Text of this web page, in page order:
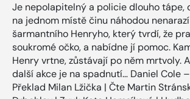
Je nepolapitelný a policie dlouho tápe,
na jednom místě činu náhodou
šarmantního Henryho, který tvrdí, že
soukromé očko, a nabídne jí pomoc.
Henry vrtne, zůstávají po něm mrtvoly.
další akce je na spadnutí… Daniel Cole
Překlad Milan Lžička | Čte Martin